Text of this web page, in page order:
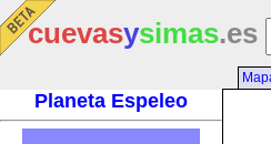
cuevasysimas.es
Planeta Espeleo